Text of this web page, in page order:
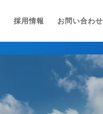
採用情報 お問い合わせ